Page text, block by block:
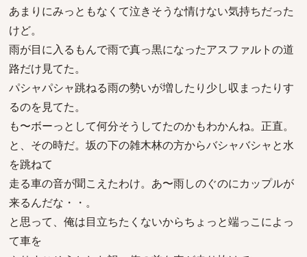
あまりにみっともなくて泣きそうな情けない気持ちだった
けど。
雨が目に入るもんで雨で真っ黒になったアスファルトの道
路だけ見てた。
パシャパシャ跳ねる雨の勢いが増したり少し収まったりす
るのを見てた。
も〜ボーっとして何分そうしてたのかもわかんね。正直。
と、その時だ。坂の下の雑木林の方からバシャバシャと水
を跳ねて
走る車の音が聞こえたわけ。あ〜雨しのぐのにカップルが
来るんだな・・。
と思って、俺は目立ちたくないからちょっと端っこによっ
て車を